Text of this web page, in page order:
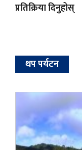
प्रतिक्रिया दिनुहोस्
थप पर्यटन